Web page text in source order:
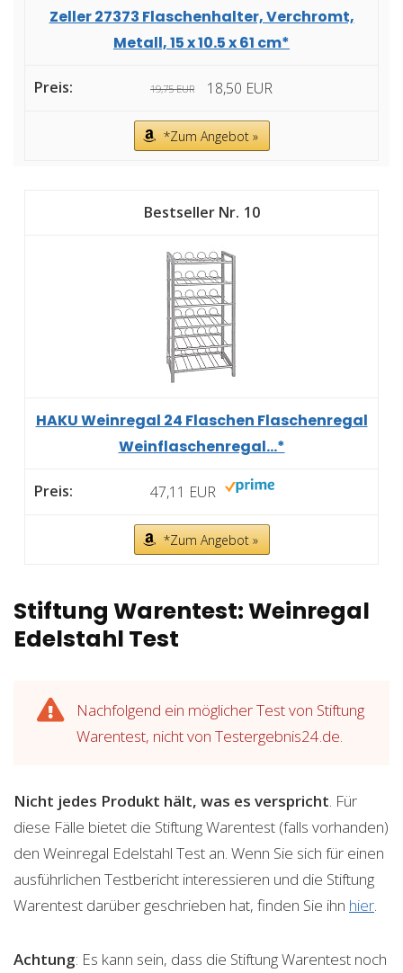
Zeller 27373 Flaschenhalter, Verchromt,
Metall, 15 x 10.5 x 61 cm*
19,75 EUR 18,50 EUR
*Zum Angebot »
10
HAKU Weinregal 24 Flaschen Flaschenregal
Weinflaschenregal...*
47,11 EUR
*Zum Angebot »
Stiftung Warentest: Weinregal
Edelstahl Test
Nachfolgend ein möglicher Test von Stiftung
Warentest, nicht von Testergebnis24.de.
Nicht jedes Produkt hält, was es verspricht. Für
diese Fälle bietet die Stiftung Warentest (falls vorhanden)
den Weinregal Edelstahl Test an. Wenn Sie sich für einen
ausführlichen Testbericht interessieren und die Stiftung
Warentest darüber geschrieben hat, finden Sie ihn hier.
Achtung: Es kann sein, dass die Stiftung Warentest noch